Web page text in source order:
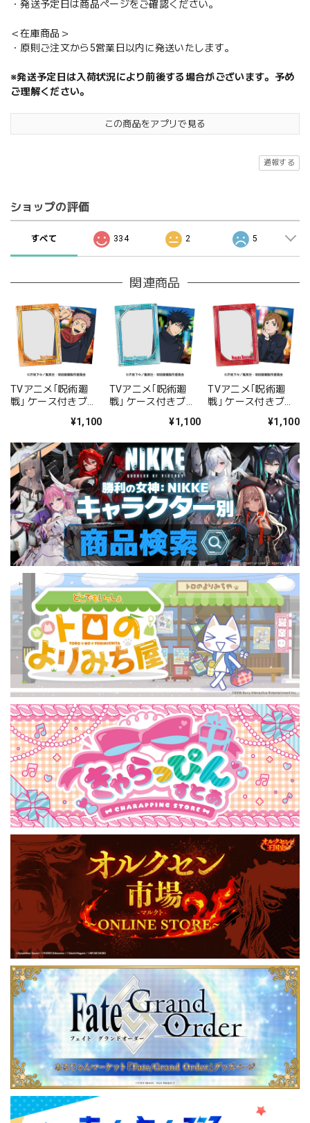
・発送予定日は商品ページをご確認ください。
＜在庫商品＞
・原則ご注文から5営業日以内に発送いたします。
※発送予定日は入荷状況により前後する場合がございます。予め
ご理解ください。
この商品をアプリで見る
通報する
ショップの評価
すべて 334 2 5
関連商品
TVアニメ｢呪術廻
戦｣ ケース付きブロ
¥1,100
TVアニメ｢呪術廻
戦｣ ケース付きブロ
¥1,100
TVアニメ｢呪術廻
戦｣ ケース付きブロ
¥1,100